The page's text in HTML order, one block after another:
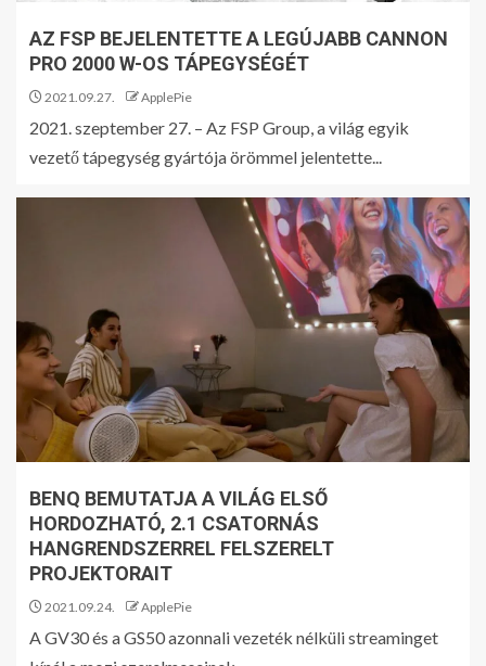
AZ FSP BEJELENTETTE A LEGÚJABB CANNON
PRO 2000 W-OS TÁPEGYSÉGÉT
2021.09.27. ApplePie
2021. szeptember 27. – Az FSP Group, a világ egyik
vezető tápegység gyártója örömmel jelentette...
BENQ BEMUTATJA A VILÁG ELSŐ
HORDOZHATÓ, 2.1 CSATORNÁS
HANGRENDSZERREL FELSZERELT
PROJEKTORAIT
2021.09.24. ApplePie
A GV30 és a GS50 azonnali vezeték nélküli streaminget